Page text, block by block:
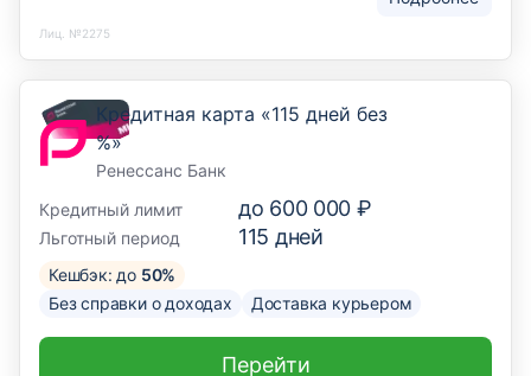
Лиц. №2275
Кредитная карта «115 дней без
%»
Ренессанс Банк
Кредитный лимит
до 600 000 ₽
Льготный период 115 дней
Кешбэк: до 50%
Без справки о доходах
Доставка курьером
Перейти